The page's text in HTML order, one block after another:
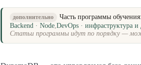
дополнительно Часть программы
Backend · Node,DevOps · инфраструктура и
Статьи программы идут по порядку —